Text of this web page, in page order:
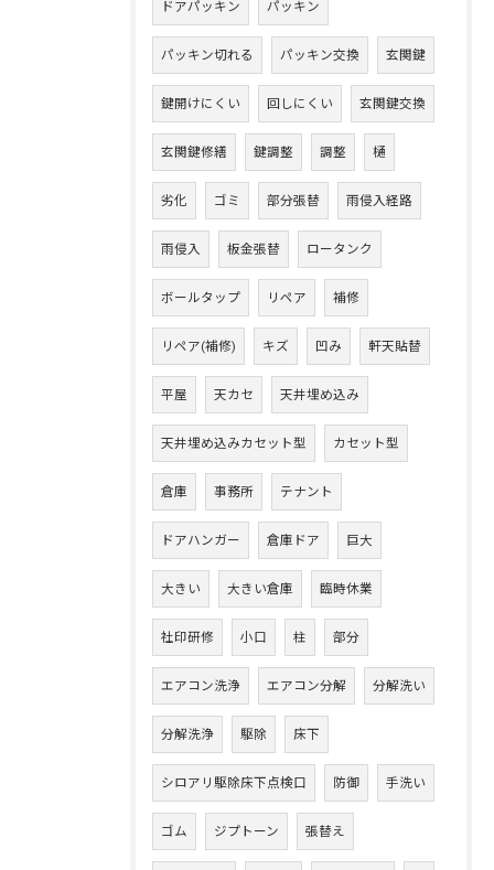
ドアパッキン パッキン
パッキン切れる パッキン交換 玄関鍵
鍵開けにくい 回しにくい 玄関鍵交換
玄関鍵修繕 鍵調整 調整 樋
劣化 ゴミ 部分張替 雨侵入経路
雨侵入 板金張替 ロータンク
ボールタップ リペア 補修
リペア(補修) キズ 凹み 軒天貼替
平屋 天カセ 天井埋め込み
天井埋め込みカセット型 カセット型
倉庫 事務所 テナント
ドアハンガー 倉庫ドア 巨大
大きい 大きい倉庫 臨時休業
社印研修 小口 柱 部分
エアコン洗浄 エアコン分解 分解洗い
分解洗浄 駆除 床下
シロアリ駆除床下点検口 防御 手洗い
ゴム ジプトーン 張替え